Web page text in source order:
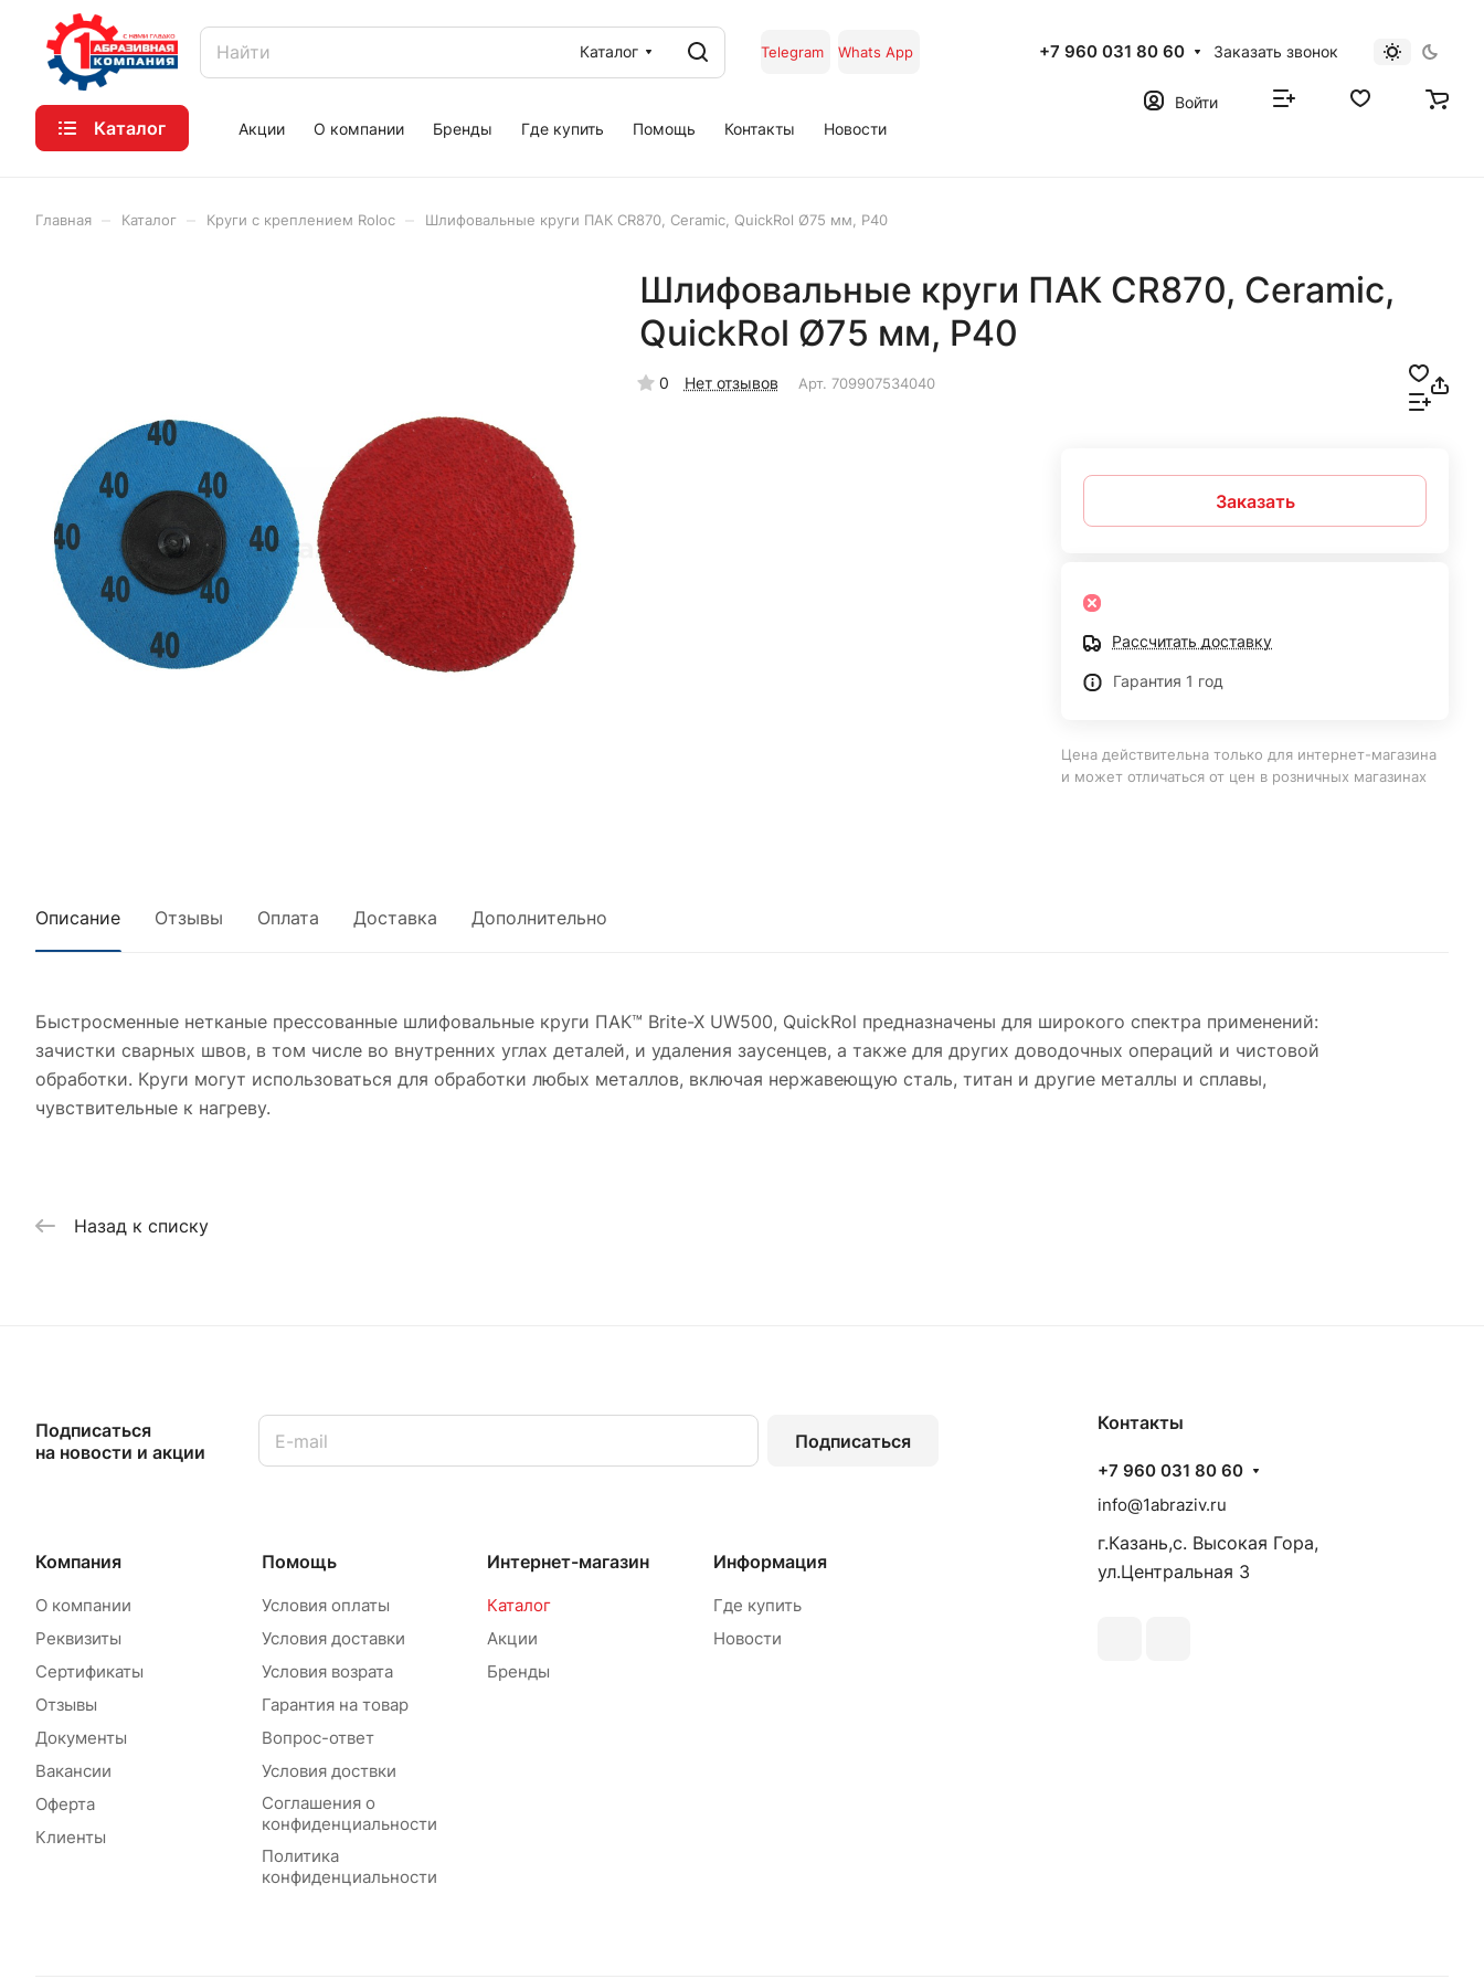
Каталог Telegram Whats App +7 960 031 80 60 Заказать звонок
Каталог Акции О компании Бренды Где купить Помощь Контакты Новости
Войти
Главная Каталог Круги с креплением Roloc Шлифовальные круги ПАК CR870, Сeramic, QuickRol Ø75 мм, P40
Шлифовальные круги ПАК CR870, Сeramic,
QuickRol Ø75 мм, P40
0 Нет отзывов Арт. 709907534040
Заказать
Рассчитать доставку
Гарантия 1 год
Цена действительна только для интернет-магазина
и может отличаться от цен в розничных магазинах
Описание Отзывы Оплата Доставка Дополнительно
Быстросменные нетканые прессованные шлифовальные круги ПАК™ Brite-X UW500, QuickRol предназначены для широкого спектра применений:
зачистки сварных швов, в том числе во внутренних углах деталей, и удаления заусенцев, а также для других доводочных операций и чистовой
обработки. Круги могут использоваться для обработки любых металлов, включая нержавеющую сталь, титан и другие металлы и сплавы,
чувствительные к нагреву.
Назад к списку
Подписаться
на новости и акции
Подписаться
Компания
О компании
Реквизиты
Сертификаты
Отзывы
Документы
Вакансии
Оферта
Клиенты
Помощь
Условия оплаты
Условия доставки
Условия возрата
Гарантия на товар
Вопрос-ответ
Условия доствки
Соглашения о
конфиденциальности
Политика
конфиденциальности
Интернет-магазин
Каталог
Акции
Бренды
Информация
Где купить
Новости
Контакты
+7 960 031 80 60
info@1abraziv.ru
г.Казань,с. Высокая Гора,
ул.Центральная 3